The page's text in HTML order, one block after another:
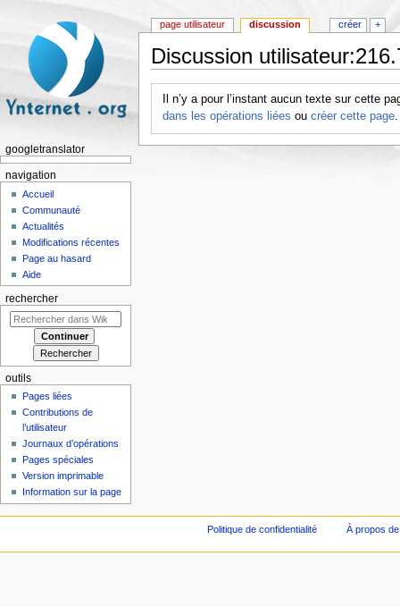
Discussion
Il n’y a pour l’instant aucun texte sur cette
dans les opérations liées oucréer cette page
page utilisateur discussion créer +
googletranslator
navigation
Accueil
Communauté
Actualités
Modifications récentes
Page au hasard
Aide
rechercher
outils
Pages liées
Contributions de
l’utilisateur
Journaux d’opérations
Pages spéciales
Version imprimable
Information sur la page
Politique de confidentialité À propos